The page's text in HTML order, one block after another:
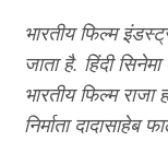
भारतीय फिल्म
जाता है. हिंदी
भारतीय फिल्म
निर्माता